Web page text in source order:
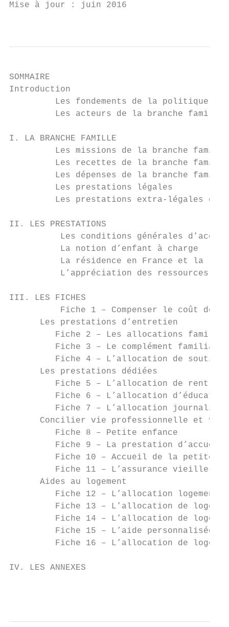
Mise à jour : juin 2016
SOMMAIRE
Introduction
Les fondements de la politique
         Les acteurs de la branche famille
I. LA BRANCHE FAMILLE
         Les missions de la branche famille
         Les recettes de la branche famille
         Les dépenses de la branche famille
         Les prestations légales
Les prestations extra-légales
II. LES PRESTATIONS
Les conditions générales d’accès
          La notion d’enfant à charge
La résidence en France et la
          L’appréciation des ressources
III. LES FICHES
Fiche 1 – Compenser le coût de
      Les prestations d’entretien
Fiche 2 – Les allocations
Fiche 3 – Le complément familial
Fiche 4 – L’allocation de soutien
      Les prestations dédiées
Fiche 5 – L’allocation de rentrée
Fiche 6 – L’allocation
Fiche 7 – L’allocation
Concilier vie professionnelle et vie
         Fiche 8 – Petite enfance
Fiche 9 – La prestation d’accueil
Fiche 10 – Accueil de la petite
Fiche 11 – L’assurance vieillesse
      Aides au logement
Fiche 12 – L’allocation logement
Fiche 13 – L’allocation de
Fiche 14 – L’allocation de
Fiche 15 – L’aide personnalisée
Fiche 16 – L’allocation de
IV. LES ANNEXES